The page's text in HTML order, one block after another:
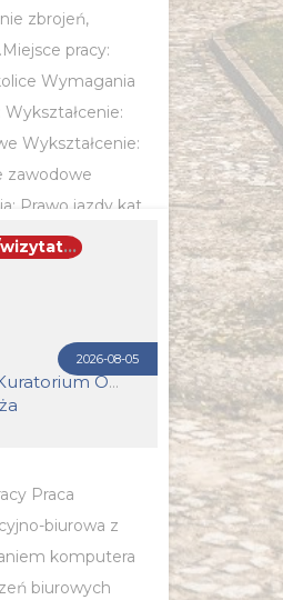
zbrojeń,
pracy:
Wymagania
Wykształcenie:
zawodowe
Prawo jazdy kat.
inne:
OFERTY
Wizytator/wizytatorka
Firma: Kuratorium Oświaty w Białymstoku
2026-08-05
Praca
biurowa z
komputera
biurowych